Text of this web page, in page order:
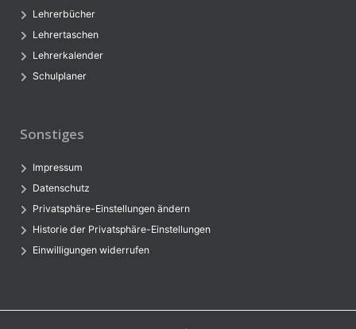
Lehrerbücher
Lehrertaschen
Lehrerkalender
Schulplaner
Sonstiges
Impressum
Datenschutz
Privatsphäre-Einstellungen ändern
Historie der Privatsphäre-Einstellungen
Einwilligungen widerrufen